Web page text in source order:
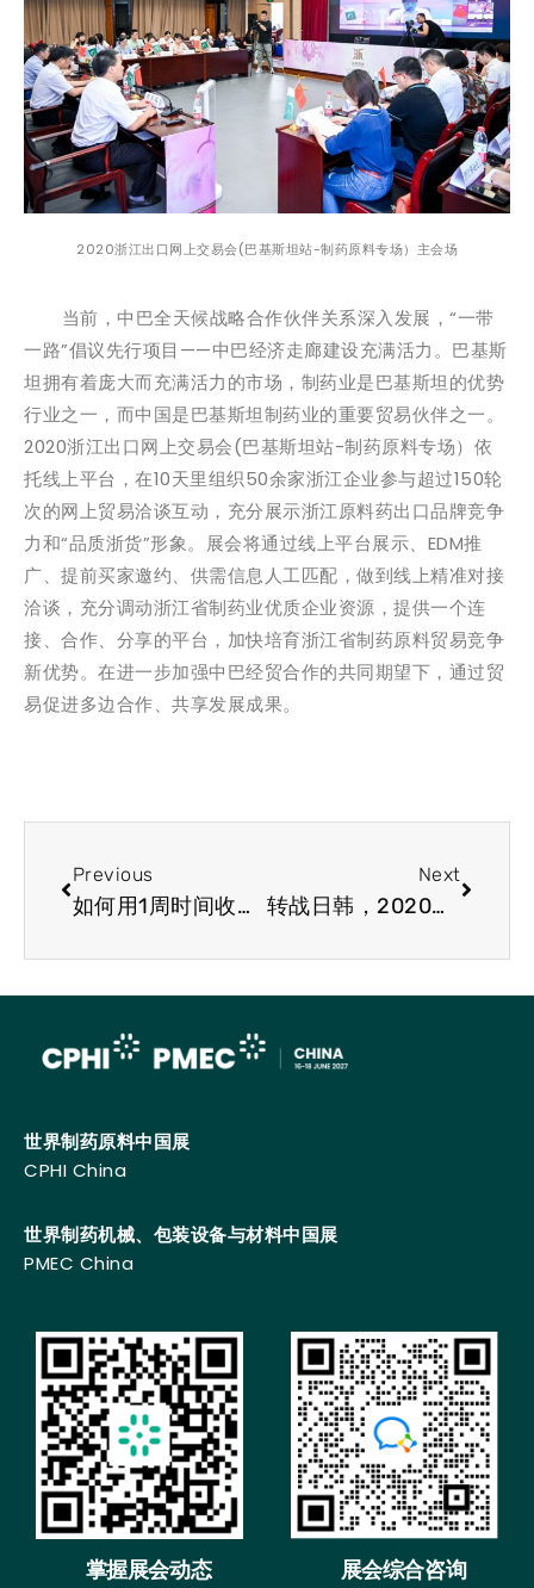
2020浙江出口网上交易会(巴基斯坦站-制药原料专场）主会场
当前，中巴全天候战略合作伙伴关系深入发展，“一带
一路”倡议先行项目——中巴经济走廊建设充满活力。巴基斯
坦拥有着庞大而充满活力的市场，制药业是巴基斯坦的优势
行业之一，而中国是巴基斯坦制药业的重要贸易伙伴之一。
2020浙江出口网上交易会(巴基斯坦站-制药原料专场）依
托线上平台，在10天里组织50余家浙江企业参与超过150轮
次的网上贸易洽谈互动，充分展示浙江原料药出口品牌竞争
力和“品质浙货”形象。展会将通过线上平台展示、EDM推
广、提前买家邀约、供需信息人工匹配，做到线上精准对接
洽谈，充分调动浙江省制药业优质企业资源，提供一个连
接、合作、分享的平台，加快培育浙江省制药原料贸易竞争
新优势。在进一步加强中巴经贸合作的共同期望下，通过贸
易促进多边合作、共享发展成果。
Previous
如何用1周时间收获一整年采购大单？2020浙江出口网上交易会6月8-12日专场入口开启
Next
转战日韩，2020浙江出口网上交易会（日、韩站-制药原料专场）火热开启!
世界制药原料中国展
CPHI China
世界制药机械、包装设备与材料中国展
PMEC China
掌握展会动态 展会综合咨询